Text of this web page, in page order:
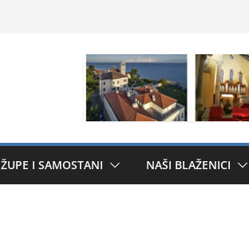
ŽUPE I SAMOSTANI NAŠI BLAŽENICI